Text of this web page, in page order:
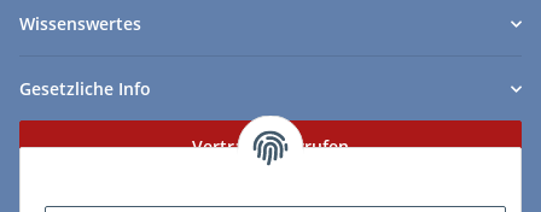
Wissenswertes
Gesetzliche Info
Vertrag widerrufen